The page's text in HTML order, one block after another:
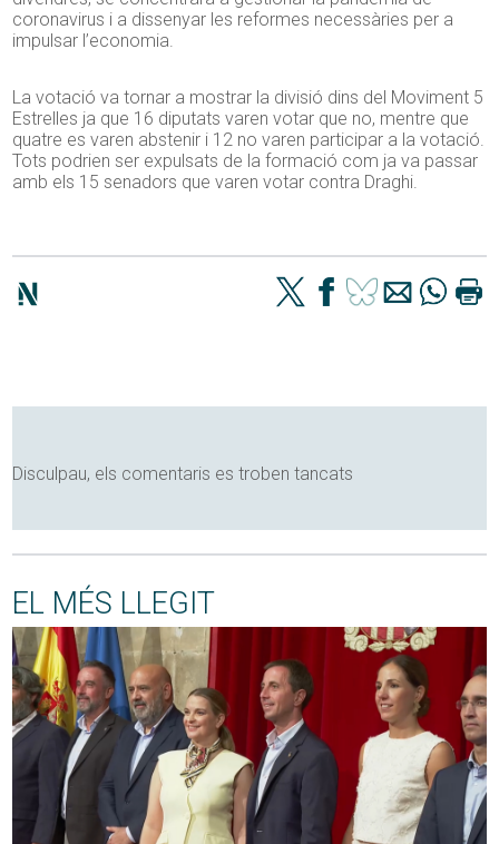
coronavirus i a dissenyar les reformes necessàries per a
impulsar l’economia.
La votació va tornar a mostrar la divisió dins del Moviment 5
Estrelles ja que 16 diputats varen votar que no, mentre que
quatre es varen abstenir i 12 no varen participar a la votació.
Tots podrien ser expulsats de la formació com ja va passar
amb els 15 senadors que varen votar contra Draghi.
Disculpau, els comentaris es troben tancats
EL MÉS LLEGIT